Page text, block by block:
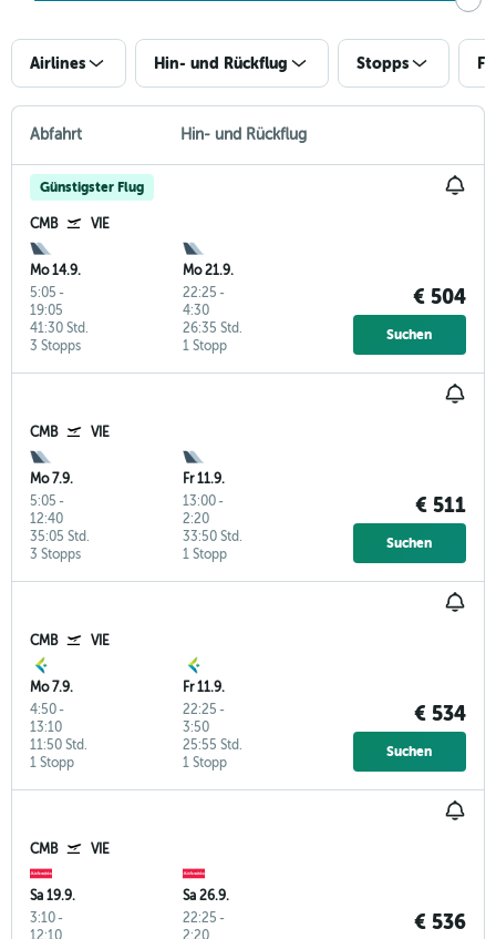
Airlines Hin- und Rückflug Stopps
Abfahrt Hin- und Rückflug
Günstigster Flug
CMB VIE
Mo 14.9.
5:05 -
19:05
3 Stopps
41:30 Std.
Mo 21.9.
22:25 -
4:30
1 Stopp
26:35 Std.
€ 504
Suchen
CMB VIE
Mo 7.9.
5:05 -
12:40
3 Stopps
35:05 Std.
Fr 11.9.
13:00-
2:20
1 Stopp
33:50 Std.
€ 511
Suchen
CMB VIE
Mo 7.9.
4:50-
13:10
1 Stopp
11:50 Std.
Fr 11.9.
22:25 -
3:50
1 Stopp
25:55 Std.
€ 534
Suchen
CMB VIE
Sa 19.9.
3:10-
12:10
Sa 26.9.
22:25 -
2:20
€ 536